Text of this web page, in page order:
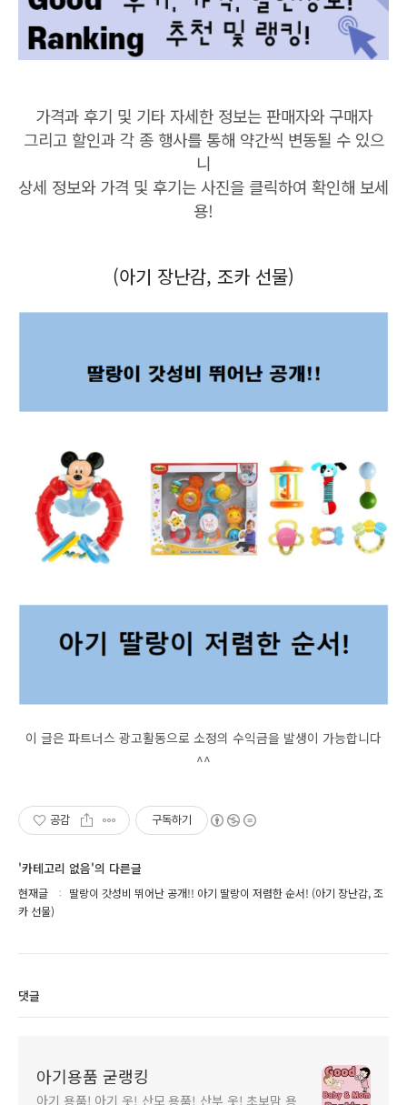
가격과 후기 및 기타 자세한 정보는 판매자와 구매자
그리고 할인과 각 종 행사를 통해 약간씩 변동될 수 있으
니
상세 정보와 가격 및 후기는 사진을 클릭하여 확인해 보세
용!
(아기 장난감, 조카 선물)
이 글은 파트너스 광고활동으로 소정의 수익금을 발생이 가능합니다
^^
공감 구독하기
'카테고리 없음'의 다른글
현재글
딸랑이 갓성비 뛰어난 공개!! 아기 딸랑이 저렴한 순서! (아기 장난감, 조
카 선물)
댓글
아기용품 굳랭킹
아기 용품! 아기 옷! 산모 용품! 산부 옷! 초보맘 용